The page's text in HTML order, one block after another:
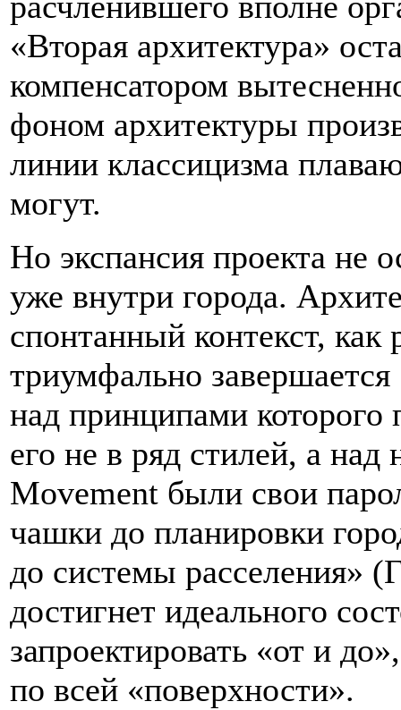
«Вторая архитектура»
компенсатором
фоном архитектуры
линии классицизма
могут.
Но экспансия проекта не
уже внутри города.
спонтанный контекст, как
триумфально
над принципами
его не в ряд стилей, а
Movement были свои
чашки до планировки
до системы расселения»
достигнет идеального
запроектировать «от и
по всей «поверхности».